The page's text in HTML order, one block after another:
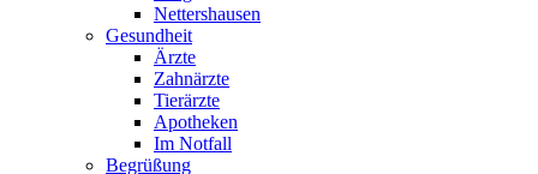
Nettershausen
Gesundheit
Ärzte
Zahnärzte
Tierärzte
Apotheken
Im Notfall
Begrüßung